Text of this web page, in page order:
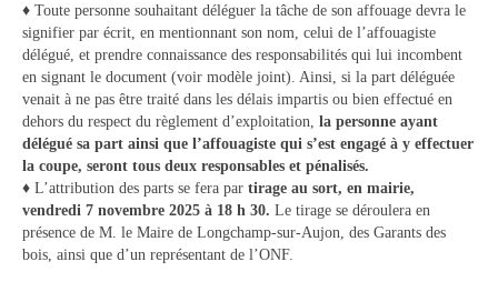
Vie scolaire
Scolarité
Vie associative
Les associations
Contact
Contacter votre mairie
♦ Toute personne souhaitant déléguer la tâche de son affouage devra le
signifier par écrit, en mentionnant son nom, celui de l’affouagiste
délégué, et prendre connaissance des responsabilités qui lui incombent
en signant le document (voir modèle joint). Ainsi, si la part déléguée
venait à ne pas être traité dans les délais impartis ou bien effectué en
dehors du respect du règlement d’exploitation, la personne ayant
délégué sa part ainsi que l’affouagiste qui s’est engagé à y effectuer
la coupe, seront tous deux responsables et pénalisés.
♦ L’attribution des parts se fera par tirage au sort, en mairie,
vendredi 7 novembre 2025 à 18 h 30. Le tirage se déroulera en
présence de M. le Maire de Longchamp-sur-Aujon, des Garants des
bois, ainsi que d’un représentant de l’ONF.